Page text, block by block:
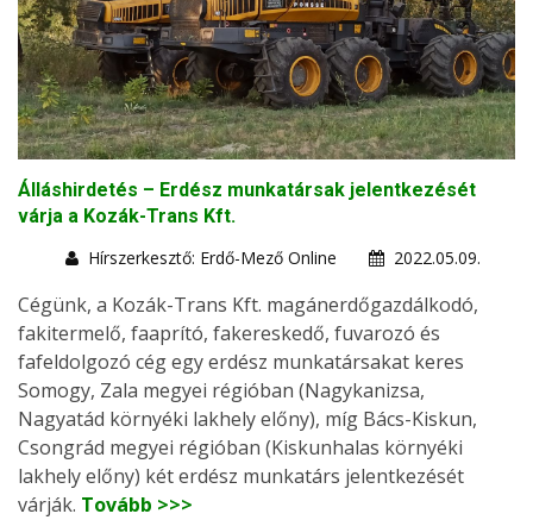
Álláshirdetés – Erdész munkatársak jelentkezését
várja a Kozák-Trans Kft.
Hírszerkesztő: Erdő-Mező Online
2022.05.09.
Cégünk, a Kozák-Trans Kft. magánerdőgazdálkodó,
fakitermelő, faaprító, fakereskedő, fuvarozó és
fafeldolgozó cég egy erdész munkatársakat keres
Somogy, Zala megyei régióban (Nagykanizsa,
Nagyatád környéki lakhely előny), míg Bács-Kiskun,
Csongrád megyei régióban (Kiskunhalas környéki
lakhely előny) két erdész munkatárs jelentkezését
várják. Tovább >>>